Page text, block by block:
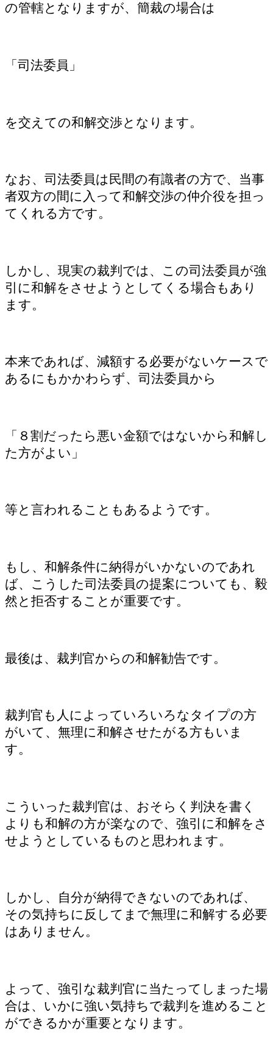
の管轄となりますが、簡裁の場合は
「司法委員」
を交えての和解交渉となります。
なお、司法委員は民間の有識者の方で、当事
者双方の間に入って和解交渉の仲介役を担っ
てくれる方です。
しかし、現実の裁判では、この司法委員が強
引に和解をさせようとしてくる場合もあり
ます。
本来であれば、減額する必要がないケースで
あるにもかかわらず、司法委員から
「８割だったら悪い金額ではないから和解し
た方がよい」
等と言われることもあるようです。
もし、和解条件に納得がいかないのであれ
ば、こうした司法委員の提案についても、毅
然と拒否することが重要です。
最後は、裁判官からの和解勧告です。
裁判官も人によっていろいろなタイプの方
がいて、無理に和解させたがる方もいま
す。
こういった裁判官は、おそらく判決を書く
よりも和解の方が楽なので、強引に和解をさ
せようとしているものと思われます。
しかし、自分が納得できないのであれば、
その気持ちに反してまで無理に和解する必要
はありません。
よって、強引な裁判官に当たってしまった場
合は、いかに強い気持ちで裁判を進めること
ができるかが重要となります。